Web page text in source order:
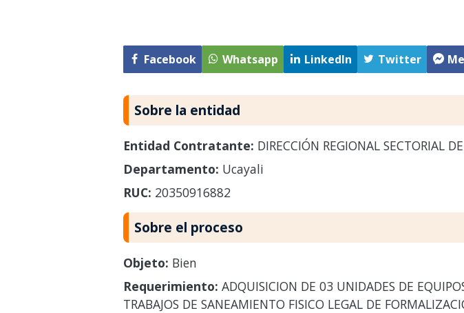
Facebook Whatsapp LinkedIn Twitter
Sobre la entidad
Entidad Contratante: DIRECCIÓN REGIONAL SECTORIAL
Departamento: Ucayali
RUC: 20350916882
Sobre el proceso
Objeto: Bien
Requerimiento: ADQUISICION DE 03 UNIDADES DE
TRABAJOS DE SANEAMIENTO FISICO LEGAL DE